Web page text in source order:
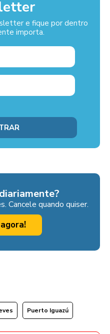
e fique por dentro
importa.
Cancele quando quiser.
Puerto Iguazú